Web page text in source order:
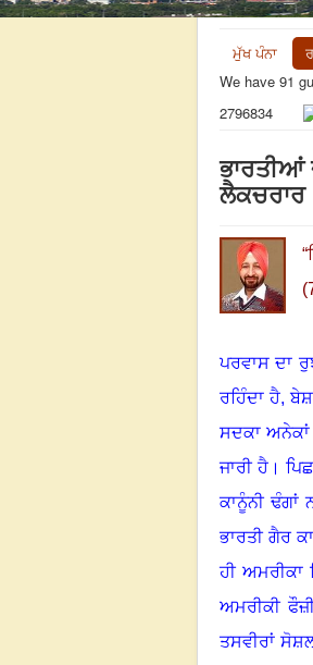
ਮੁੱਖ ਪੰਨਾ
We have 91
2796834
ਭਾਰਤੀਆਂ
ਲੈਕਚਰਾਰ
“
ਪਰਵਾਸ ਦਾ
ਰਹਿੰਦਾ ਹੈ,
ਸਦਕਾ ਅਨੇਕਾਂ
ਜਾਰੀ ਹੈ।
ਕਾਨੂੰਨੀ
ਭਾਰਤੀ ਗੈਰ
ਹੀ ਅਮਰੀਕਾ
ਅਮਰੀਕੀ
ਤਸਵੀਰਾਂ